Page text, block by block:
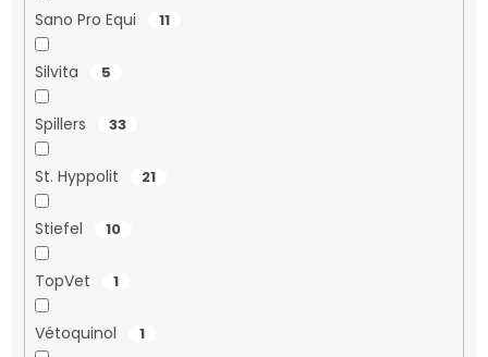
Sano Pro Equi 11
Silvita 5
Spillers 33
St. Hyppolit 21
Stiefel 10
TopVet 1
Vétoquinol 1